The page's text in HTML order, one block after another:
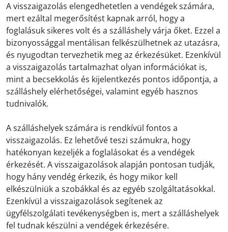
A visszaigazolás elengedhetetlen a vendégek számára,
mert ezáltal megerősítést kapnak arról, hogy a
foglalásuk sikeres volt és a szálláshely várja őket. Ezzel a
bizonyossággal mentálisan felkészülhetnek az utazásra,
és nyugodtan tervezhetik meg az érkezésüket. Ezenkívül
a visszaigazolás tartalmazhat olyan információkat is,
mint a becsekkolás és kijelentkezés pontos időpontja, a
szálláshely elérhetőségei, valamint egyéb hasznos
tudnivalók.
A szálláshelyek számára is rendkívül fontos a
visszaigazolás. Ez lehetővé teszi számukra, hogy
hatékonyan kezeljék a foglalásokat és a vendégek
érkezését. A visszaigazolások alapján pontosan tudják,
hogy hány vendég érkezik, és hogy mikor kell
elkészülniük a szobákkal és az egyéb szolgáltatásokkal.
Ezenkívül a visszaigazolások segítenek az
ügyfélszolgálati tevékenységben is, mert a szálláshelyek
fel tudnak készülni a vendégek érkezésére.